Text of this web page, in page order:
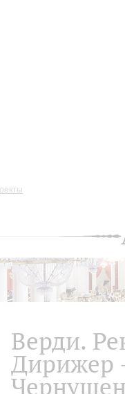
Верди.
Дирижер